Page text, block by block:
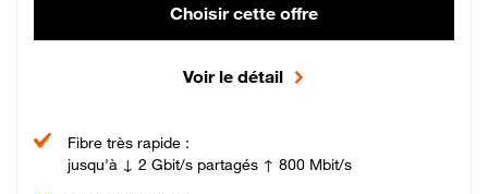
Choisir cette offre
Voir le détail
Fibre très rapide :
jusqu'à ↓ 2 Gbit/s partagés ↑ 800 Mbit/s